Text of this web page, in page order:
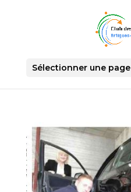
Sélectionner une page